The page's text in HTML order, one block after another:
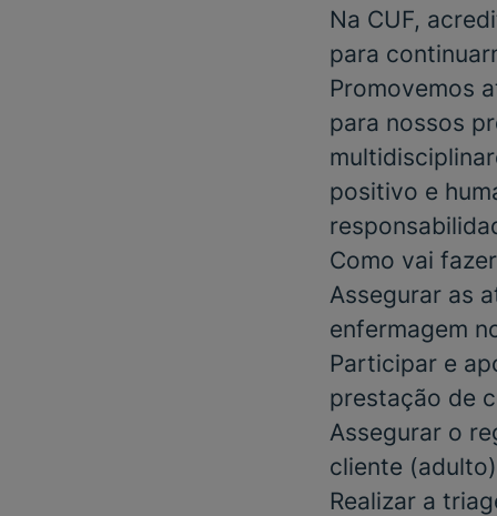
Na CUF,
para
Promovemos
para nossos
positivo e
Como vai
Assegurar as
enfermagem
Participar e
prestação de
Assegurar o
cliente
Realizar a